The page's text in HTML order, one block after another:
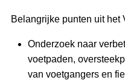
Belangrijke punten uit het
Onderzoek naar
voetpaden,
van voetgangers en